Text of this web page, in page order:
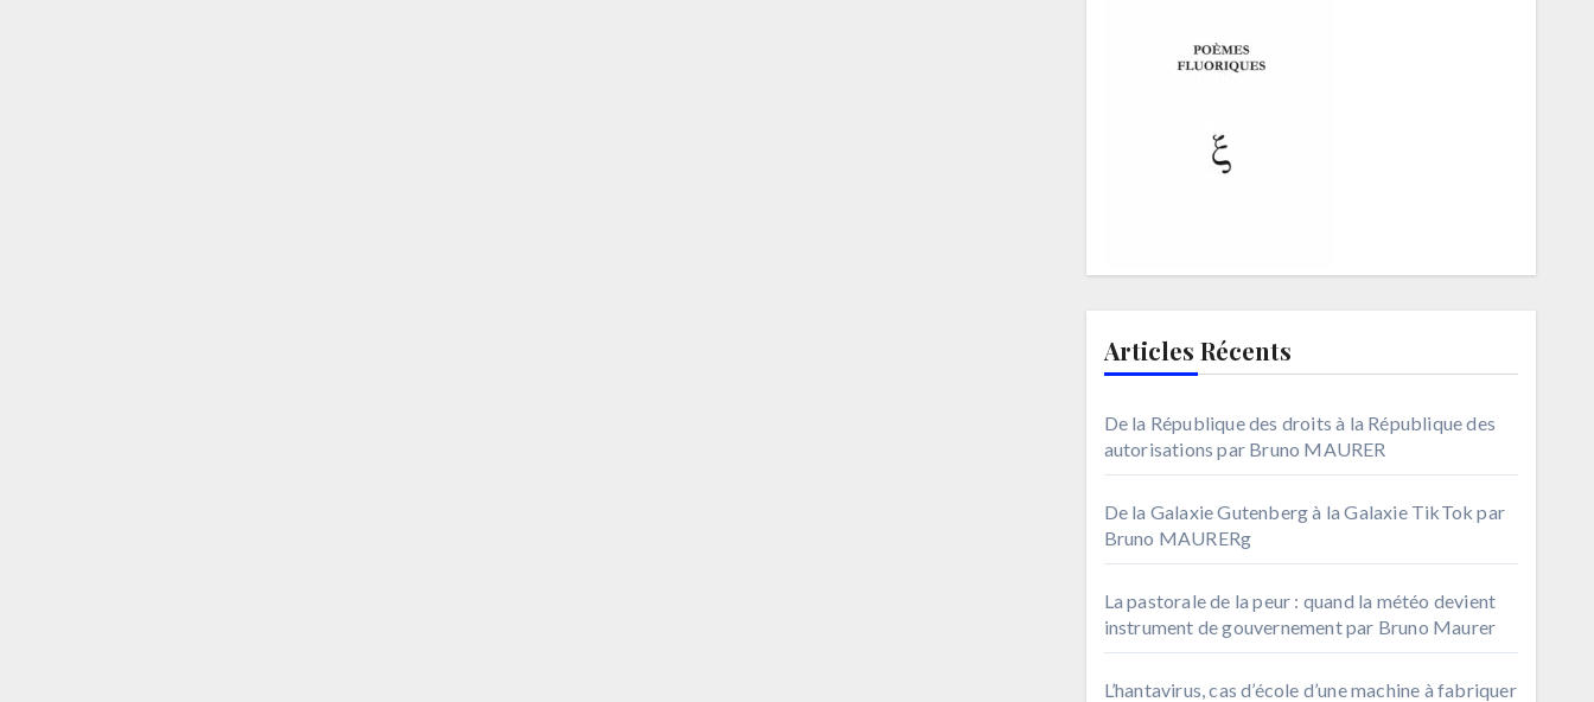
Articles Récents
De la République des droits à la République des
autorisations par Bruno MAURER
De la Galaxie Gutenberg à la Galaxie TikTok par
Bruno MAURERg
La pastorale de la peur : quand la météo devient
instrument de gouvernement par Bruno Maurer
L’hantavirus, cas d’école d’une machine à fabriquer